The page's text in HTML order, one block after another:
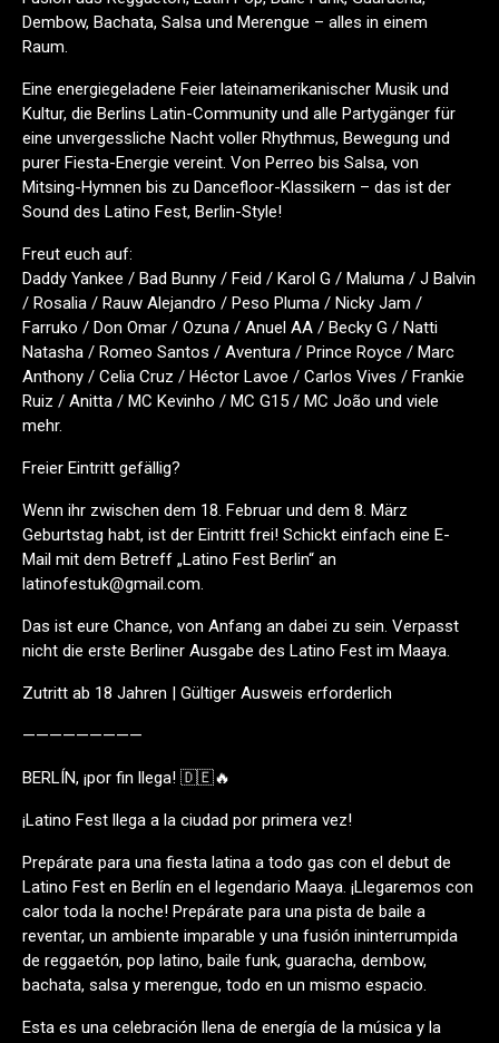
Dembow, Bachata, Salsa und Merengue – alles in einem
Raum.
Eine energiegeladene Feier lateinamerikanischer Musik und
Kultur, die Berlins Latin-Community und alle Partygänger für
eine unvergessliche Nacht voller Rhythmus, Bewegung und
purer Fiesta-Energie vereint. Von Perreo bis Salsa, von
Mitsing-Hymnen bis zu Dancefloor-Klassikern – das ist der
Sound des Latino Fest, Berlin-Style!
Freut euch auf:
Daddy Yankee / Bad Bunny / Feid / Karol G / Maluma / J Balvin
/ Rosalia / Rauw Alejandro / Peso Pluma / Nicky Jam /
Farruko / Don Omar / Ozuna / Anuel AA / Becky G / Natti
Natasha / Romeo Santos / Aventura / Prince Royce / Marc
Anthony / Celia Cruz / Héctor Lavoe / Carlos Vives / Frankie
Ruiz / Anitta / MC Kevinho / MC G15 / MC João und viele
mehr.
Freier Eintritt gefällig?
Wenn ihr zwischen dem 18. Februar und dem 8. März
Geburtstag habt, ist der Eintritt frei! Schickt einfach eine E-
Mail mit dem Betreff „Latino Fest Berlin“ an
latinofestuk@gmail.com.
Das ist eure Chance, von Anfang an dabei zu sein. Verpasst
nicht die erste Berliner Ausgabe des Latino Fest im Maaya.
Zutritt ab 18 Jahren | Gültiger Ausweis erforderlich
—————————
BERLÍN, ¡por fin llega! 🇩🇪🔥
¡Latino Fest llega a la ciudad por primera vez!
Prepárate para una fiesta latina a todo gas con el debut de
Latino Fest en Berlín en el legendario Maaya. ¡Llegaremos con
calor toda la noche! Prepárate para una pista de baile a
reventar, un ambiente imparable y una fusión ininterrumpida
de reggaetón, pop latino, baile funk, guaracha, dembow,
bachata, salsa y merengue, todo en un mismo espacio.
Esta es una celebración llena de energía de la música y la